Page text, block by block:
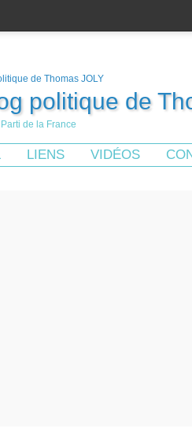
politique de
de la France
LIENS VIDÉOS